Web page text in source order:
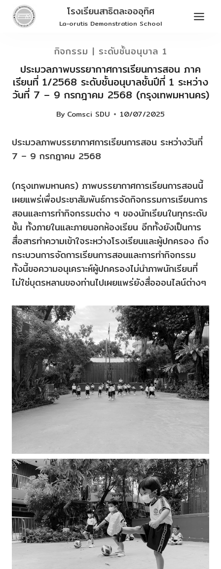
Skip
โรงเรียนสาธิตละอออุทิศ
La-orutis Demonstration School
กิจกรรม | ระดับชั้นอนุบาล 1
ประมวลภาพบรรยากาศการเรียนการสอน ภาค
เรียนที่ 1/2568 ระดับชั้นอนุบาลชั้นปีที่ 1 ระหว่าง
วันที่ 7 – 9 กรกฎาคม 2568 (กรุงเทพมหานคร)
By Comsci SDU 10/07/2025
ประมวลภาพบรรยากาศการเรียนการสอน ระหว่างวันที่
7 – 9 กรกฎาคม 2568
(กรุงเทพมหานคร) ภาพบรรยากาศการเรียนการสอนนี้
เผยแพร่เพื่อประชาสัมพันธ์การจัดกิจกรรมการเรียนการ
สอนและการทำกิจกรรมต่าง ๆ ของนักเรียนในทุกระดับ
ชั้น ทั้งภายในและภายนอกห้องเรียน อีกทั้งยังเป็นการ
สื่อสารทำความเข้าใจระหว่างโรงเรียนและผู้ปกครอง ถึง
กระบวนการจัดการเรียนการสอนและการทำกิจกรรม
ทั้งนี้ขอความอนุเคราะห์ผู้ปกครองไม่นำภาพนักเรียนที่
ไม่ใช่บุตรหลานของท่านไปเผยแพร่ยังสื่อออนไลน์ต่างๆ